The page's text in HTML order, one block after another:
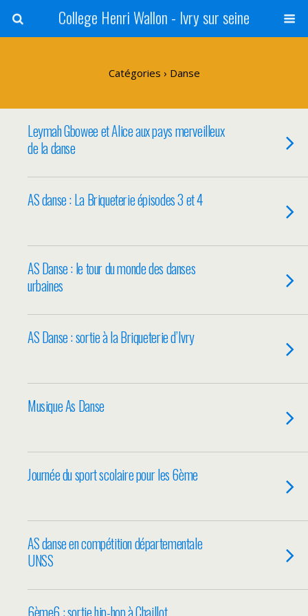
College Henri Wallon - Ivry sur seine
Catégories › Danse
Leymah Gbowee et Alice aux pays merveilleux
de la danse
AS danse : La Briqueterie épisodes 3 et 4
AS Danse : le tour du monde des danses
urbaines
AS Danse : sortie à la Briqueterie d’Ivry
Musique As Danse
Journée du sport scolaire pour les 6ème
AS danse en compétition départementale
UNSS